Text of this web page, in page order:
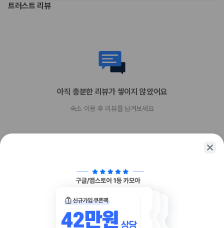
위 목록에 명시되지 않은 다른 항목이 있을 수 있습니다. 요금 및 보증금은 세전
JCB International
트러스트 리뷰
아직 충분한 리뷰가 쌓이지 않았어요
숙소 이용 후 리뷰를 남겨보세요
함께 가는 친구에게 정보를 공유해보세요
카카오톡 링크복사